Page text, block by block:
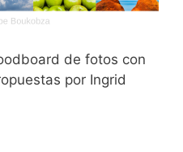
de fotos con
por Ingrid